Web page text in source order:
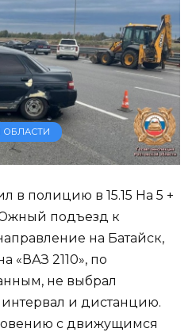
в полицию в 15.15 На 5 +
подъезд к
на Батайск,
«ВАЗ 2110», по
не выбрал
и дистанцию.
с движущимся